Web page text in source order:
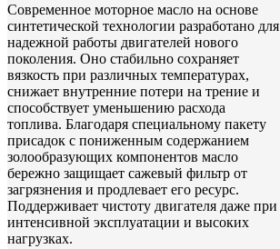
Современное моторное масло на основе
синтетической технологии разработано для
надежной работы двигателей нового
поколения. Оно стабильно сохраняет
вязкость при различных температурах,
снижает внутренние потери на трение и
способствует уменьшению расхода
топлива. Благодаря специальному пакету
присадок с пониженным содержанием
золообразующих компонентов масло
бережно защищает сажевый фильтр от
загрязнения и продлевает его ресурс.
Поддерживает чистоту двигателя даже при
интенсивной эксплуатации и высоких
нагрузках.